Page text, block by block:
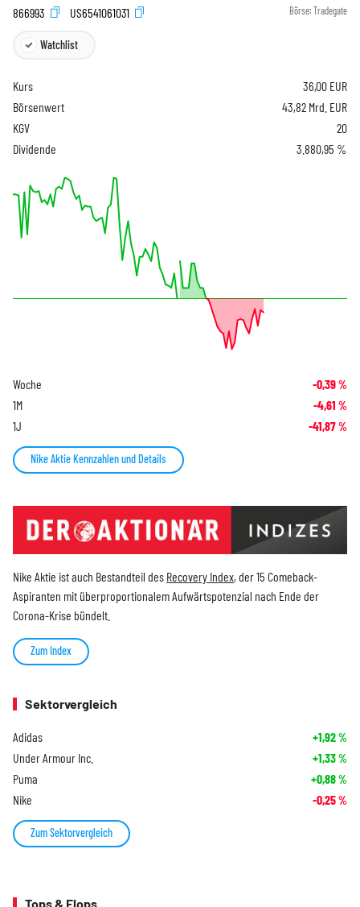
866993
US6541061031 Börse: Tradegate
Watchlist
Kurs 36,00 EUR
Börsenwert
43,82 Mrd. EUR
KGV
20
Dividende
3.880,95 %
Woche -0,39%
1M -4,61 %
1J -41,87%
Nike Aktie Kennzahlen und Details
Nike Aktie ist auch Bestandteil des Recovery Index, der 15 Comeback-
Aspiranten mit überproportionalem Aufwärtspotenzial nach Ende der
Corona-Krise bündelt.
Zum Index
Sektorvergleich
Adidas +1,92%
Under Armour Inc. +1,33%
Puma +0,88%
Nike -0,25%
Zum Sektorvergleich
Tops & Flops